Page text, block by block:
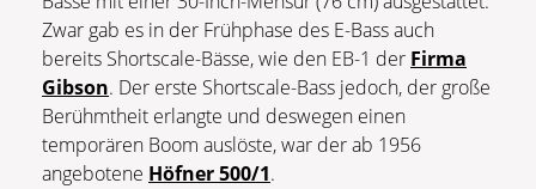
Zwar gab es in der Frühphase des E-Bass auch
bereits Shortscale-Bässe, wie den EB-1 der Firma
Gibson. Der erste Shortscale-Bass jedoch, der große
Berühmtheit erlangte und deswegen einen
temporären Boom auslöste, war der ab 1956
angebotene Höfner 500/1.